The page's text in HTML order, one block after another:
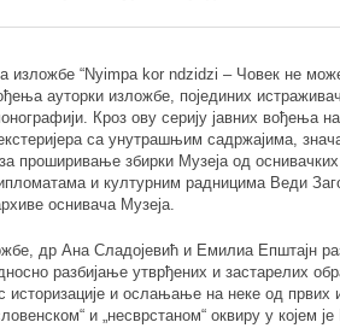
“Nyimpa kor ndzidzi – Човек не
ауторки изложбе, појединих
Кроз ову серију јавних вођења
са унутрашњим садржајима,
проширивање збирки Музеја од
и културним радницима Веди
оснивача Музеја.
др Ана Сладојевић и Емилиа Епштајн
разбијање утврђених и застарелих
историзације и ослањање на неке од првих
и „несврстаном“ оквиру у којем